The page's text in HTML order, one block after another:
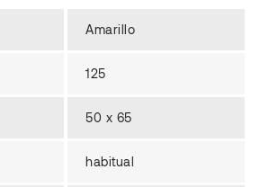
Amarillo
125
50 x 65
habitual